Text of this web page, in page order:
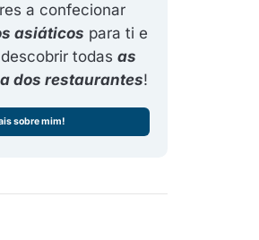
a confecionar
asiáticos para ti e
todas as
dos restaurantes!
sobre mim!